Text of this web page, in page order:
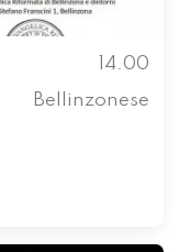
14.00
Bellinzonese